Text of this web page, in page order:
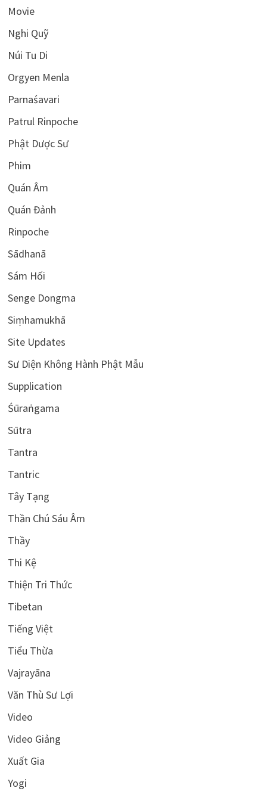
Movie
Nghi Quỹ
Núi Tu Di
Orgyen Menla
Parnaśavari
Patrul Rinpoche
Phật Dược Sư
Phim
Quán Âm
Quán Đảnh
Rinpoche
Sādhanā
Sám Hối
Senge Dongma
Siṃhamukhā
Site Updates
Sư Diện Không Hành Phật Mẫu
Supplication
Śūraṅgama
Sūtra
Tantra
Tantric
Tây Tạng
Thần Chú Sáu Âm
Thầy
Thi Kệ
Thiện Tri Thức
Tibetan
Tiếng Việt
Tiểu Thừa
Vajrayāna
Văn Thù Sư Lợi
Video
Video Giảng
Xuất Gia
Yogi